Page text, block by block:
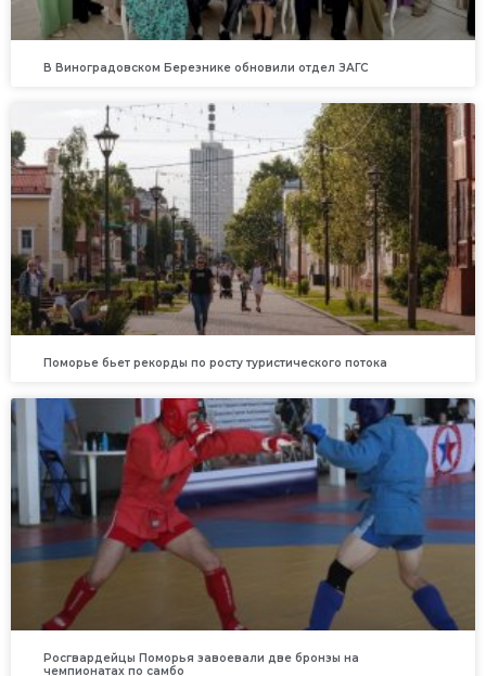
В Виноградовском Березнике обновили отдел ЗАГС
Поморье бьет рекорды по росту туристического потока
Росгвардейцы Поморья завоевали две бронзы на
чемпионатах по самбо